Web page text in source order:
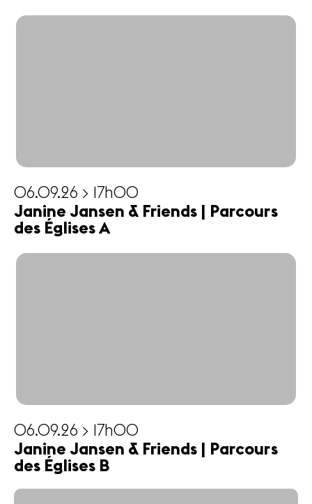
06.09.26 > 17h00
Janine Jansen & Friends | Parcours
des Églises A
06.09.26 > 17h00
Janine Jansen & Friends | Parcours
des Églises B